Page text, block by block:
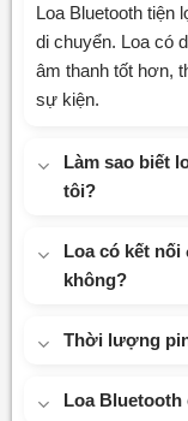
Loa Bluetooth tiện
di chuyển. Loa có
âm thanh tốt hơn,
sự kiện.
Làm sao biết
tôi?
Loa có kết
không?
Thời lượng
Loa